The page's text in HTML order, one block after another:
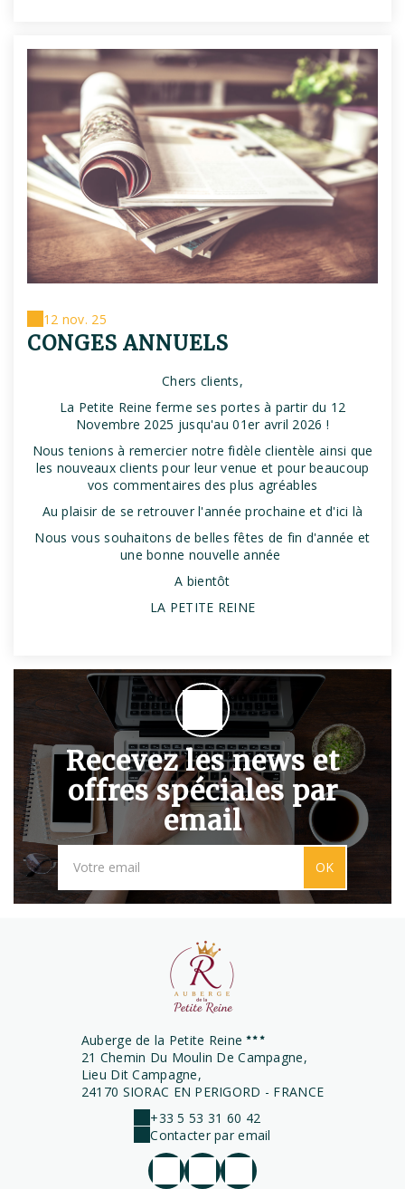
12 nov. 25
CONGES ANNUELS
Chers clients,
La Petite Reine ferme ses portes à partir du 12
Novembre 2025 jusqu'au 01er avril 2026 !
Nous tenions à remercier notre fidèle clientèle ainsi que
les nouveaux clients pour leur venue et pour beaucoup
vos commentaires des plus agréables
Au plaisir de se retrouver l'année prochaine et d'ici là
Nous vous souhaitons de belles fêtes de fin d'année et
une bonne nouvelle année
A bientôt
LA PETITE REINE
Recevez les news et
offres spéciales par
email
OK
Auberge de la Petite Reine
21 Chemin Du Moulin De Campagne,
Lieu Dit Campagne,
24170 SIORAC EN PERIGORD - FRANCE
+33 5 53 31 60 42
Contacter par email